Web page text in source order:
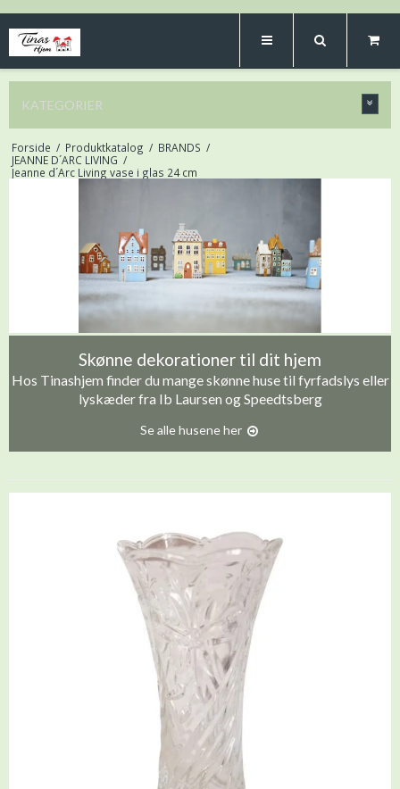
KATEGORIER
Forside / Produktkatalog / BRANDS /
JEANNE D´ARC LIVING /
Jeanne d´Arc Living vase i glas 24 cm
Skønne dekorationer til dit hjem
Hos Tinashjem finder du mange skønne huse til fyrfadslys eller
lyskæder fra Ib Laursen og Speedtsberg
Se alle husene her